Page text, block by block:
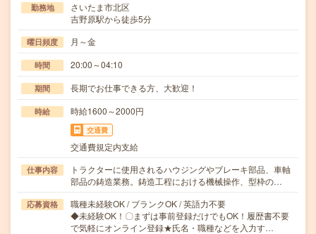
勤務地
さいたま市北区
吉野原駅から徒歩5分
曜日頻度 月～金
時間 20:00～04:10
期間 長期でお仕事できる方、大歓迎！
時給 時給1600～2000円
交通費
交通費規定内支給
仕事内容
トラクターに使用されるハウジングやブレーキ部品、車軸
部品の鋳造業務。鋳造工程における機械操作、型枠の…
応募資格
職種未経験OK / ブランクOK / 英語力不要
◆未経験OK！〇まずは事前登録だけでもOK！履歴書不要
で気軽にオンライン登録★氏名・職種などを入力す…